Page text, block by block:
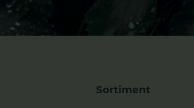
Sortiment